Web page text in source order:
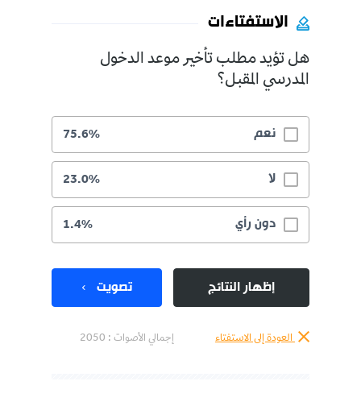
الاستفتاءات
هل تؤيد مطلب تأخير موعد الدخول
المدرسي المقبل؟
نعم 75.6%
لا 23.0%
دون رأي 1.4%
إظهار النتائج تصويت
العودة إلى الاستفتاء إجمالي الأصوات : 2050